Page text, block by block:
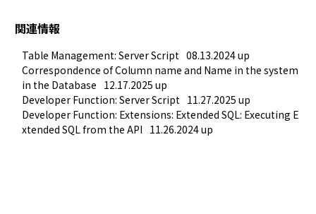
関連情報
Table Management: Server Script 08.13.2024 up
Correspondence of Column name and Name in the system
in the Database 12.17.2025 up
Developer Function: Server Script 11.27.2025 up
Developer Function: Extensions: Extended SQL: Executing E
xtended SQL from the API 11.26.2024 up